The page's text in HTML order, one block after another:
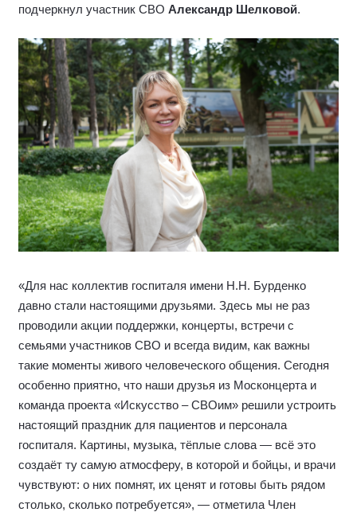
подчеркнул участник СВО Александр Шелковой.
«Для нас коллектив госпиталя имени Н.Н. Бурденко
давно стали настоящими друзьями. Здесь мы не раз
проводили акции поддержки, концерты, встречи с
семьями участников СВО и всегда видим, как важны
такие моменты живого человеческого общения. Сегодня
особенно приятно, что наши друзья из Москонцерта и
команда проекта «Искусство – СВОим» решили устроить
настоящий праздник для пациентов и персонала
госпиталя. Картины, музыка, тёплые слова — всё это
создаёт ту самую атмосферу, в которой и бойцы, и врачи
чувствуют: о них помнят, их ценят и готовы быть рядом
столько, сколько потребуется», — отметила Член